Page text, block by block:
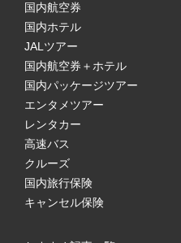
国内航空券
国内ホテル
JALツアー
国内航空券＋ホテル
国内パッケージツアー
エンタメツアー
レンタカー
高速バス
クルーズ
国内旅行保険
キャンセル保険